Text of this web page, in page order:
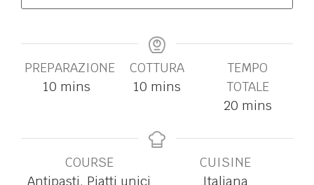
PREPARAZIONE
10 mins
COTTURA
10 mins
TEMPO
TOTALE
20 mins
COURSE
Antipasti, Piatti unici
CUISINE
Italiana